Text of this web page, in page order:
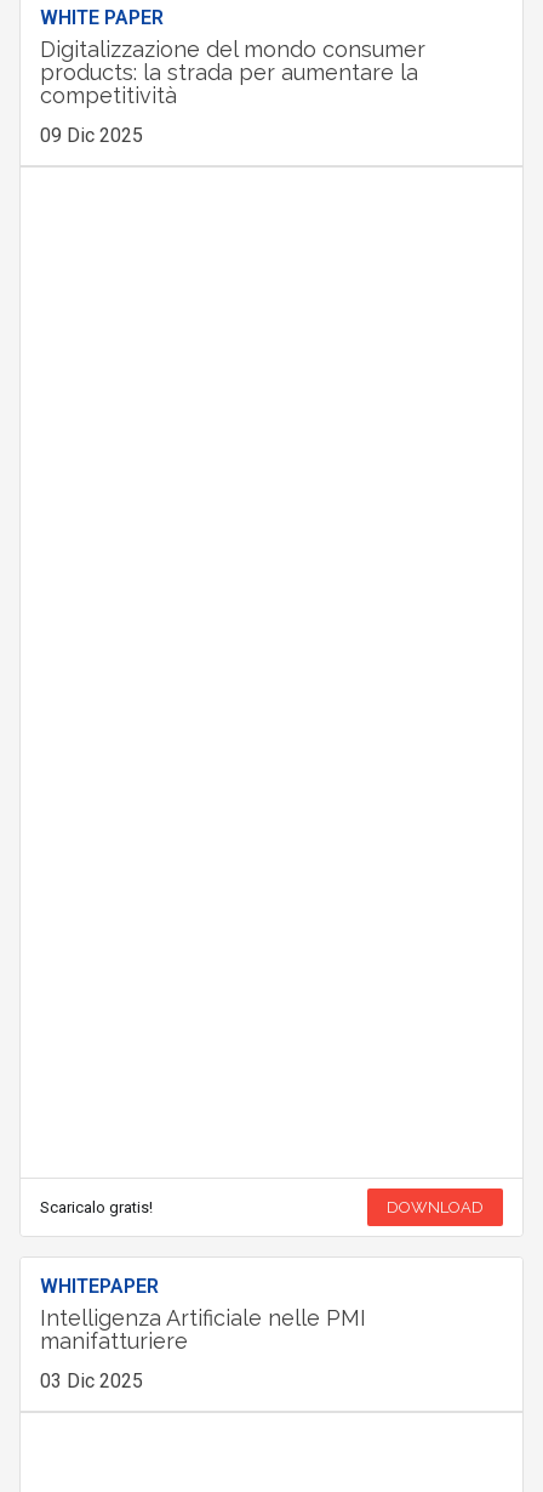
WHITE PAPER
Digitalizzazione del mondo consumer
products: la strada per aumentare la
competitività
09 Dic 2025
Scaricalo gratis! DOWNLOAD
WHITEPAPER
Intelligenza Artificiale nelle PMI
manifatturiere
03 Dic 2025